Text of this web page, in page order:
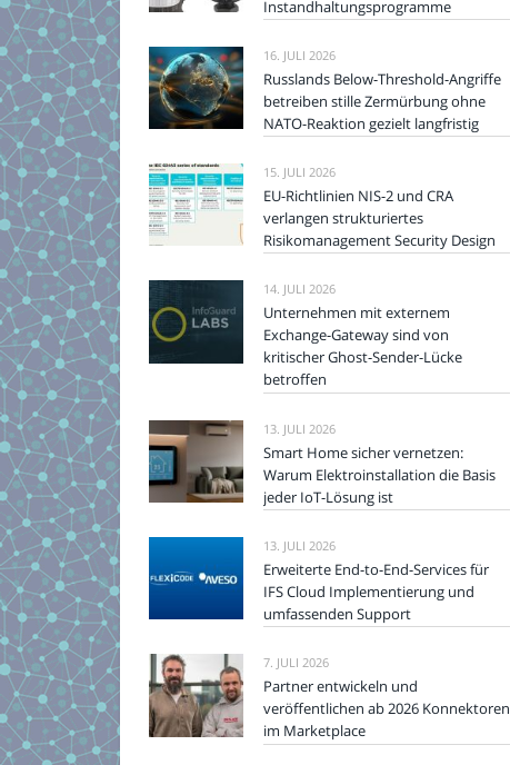
Instandhaltungsprogramme
16. JULI 2026
Russlands Below-Threshold-Angriffe
betreiben stille Zermürbung ohne
NATO-Reaktion gezielt langfristig
15. JULI 2026
EU-Richtlinien NIS-2 und CRA
verlangen strukturiertes
Risikomanagement Security Design
14. JULI 2026
Unternehmen mit externem
Exchange-Gateway sind von
kritischer Ghost-Sender-Lücke
betroffen
13. JULI 2026
Smart Home sicher vernetzen:
Warum Elektroinstallation die Basis
jeder IoT-Lösung ist
13. JULI 2026
Erweiterte End-to-End-Services für
IFS Cloud Implementierung und
umfassenden Support
7. JULI 2026
Partner entwickeln und
veröffentlichen ab 2026 Konnektoren
im Marketplace